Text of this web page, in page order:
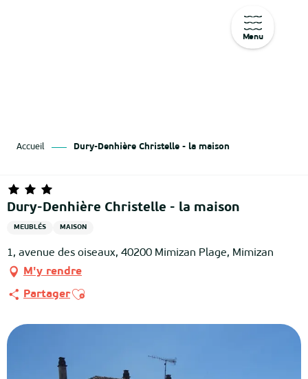
Menu
Accueil Dury-Denhière Christelle - la maison
Dury-Denhière Christelle - la maison
MEUBLÉS MAISON
1, avenue des oiseaux, 40200 Mimizan Plage, Mimizan
M'y rendre
PartagerAjouter aux favoris